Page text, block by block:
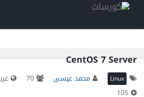
CentOS 7 Server
Linux محمد عيسى